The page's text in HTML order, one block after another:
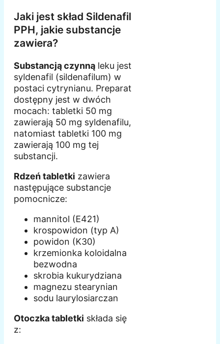
Jaki jest skład Sildenafil
PPH, jakie substancje
zawiera?
Substancją czynną leku jest
syldenafil (sildenafilum) w
postaci cytrynianu. Preparat
dostępny jest w dwóch
mocach: tabletki 50 mg
zawierają 50 mg syldenafilu,
natomiast tabletki 100 mg
zawierają 100 mg tej
substancji.
Rdzeń tabletki zawiera
następujące substancje
pomocnicze:
mannitol (E421)
krospowidon (typ A)
powidon (K30)
krzemionka koloidalna
bezwodna
skrobia kukurydziana
magnezu stearynian
sodu laurylosiarczan
Otoczka tabletki składa się
z: